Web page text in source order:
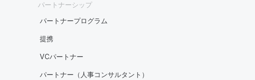
パートナーシップ
パートナープログラム
提携
VCパートナー
パートナー（人事コンサルタント）